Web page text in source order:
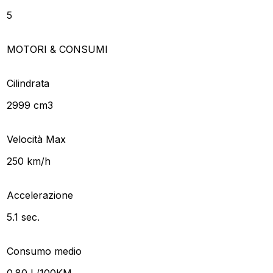
5
MOTORI & CONSUMI
Cilindrata
2999 cm3
Velocità Max
250 km/h
Accelerazione
5.1 sec.
Consumo medio